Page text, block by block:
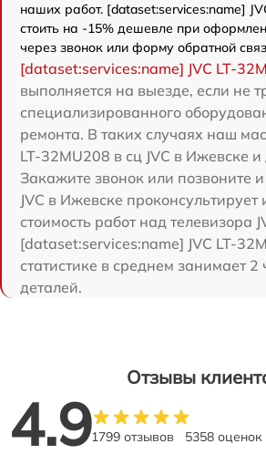
наших работ. [dataset:services:name]
стоить на -15% дешевле при
через звонок или форму обратной
[dataset:services:name] JVC LT-
выполняется на выезде, если не
специализированного
ремонта. В таких случаях наш
LT-32MU208 в сц JVC в Ижевске и
Закажите звонок или позвоните
JVC в Ижевске проконсультирует
стоимость работ над телевизора
[dataset:services:name] JVC LT-
статистике в среднем занимает
деталей.
Отзывы
4.91799 отзывов 5358 оценок